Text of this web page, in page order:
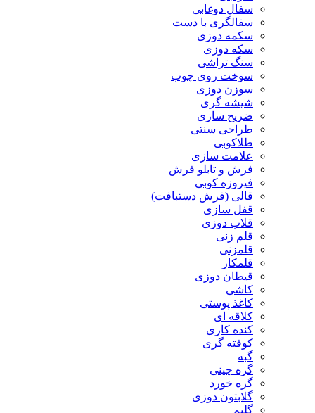
سفال دوغابی
سفالگری با دست
سکمه دوزی
سکه دوزی
سنگ تراشی
سوخت روی چوب
سوزن دوزی
شیشه گری
ضریح سازی
طراحی سنتی
طلاکوبی
علامت سازی
فرش و تابلو فرش
فیروزه کوبی
قالی (فرش دستبافت)
قفل سازی
قلاب دوزی
قلم زنی
قلمزنی
قلمکار
قیطان دوزی
کاشی
کاغذ پوستی
کلاقه ای
کنده کاری
کوفته گری
گبه
گره چینی
گره خورد
گلابتون دوزی
گلیم